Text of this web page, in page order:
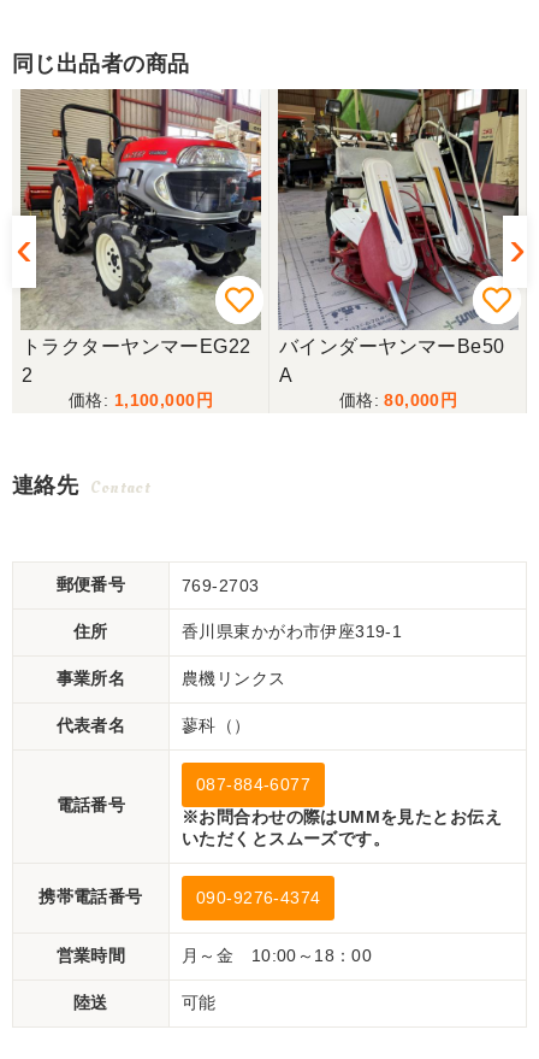
同じ出品者の商品
トラクターヤンマーEG22
2
1,100,000
バインダーヤンマーBe50
A
80,000
連絡先 Contact
郵便番号 769-2703
住所 香川県東かがわ市伊座319-1
事業所名 農機リンクス
代表者名 蓼科（）
電話番号
087-884-6077
※お問合わせの際はUMMを見たとお伝え
いただくとスムーズです。
携帯電話番号 090-9276-4374
営業時間 月～金 10:00～18：00
陸送 可能